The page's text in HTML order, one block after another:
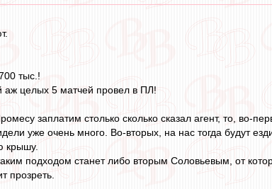
тыс.!
целых 5 матчей провел в ПЛ!
заплатим столько сколько сказал агент, то, во-
уже очень много. Во-вторых, на нас тогда будут
крышу.
подходом станет либо вторым Соловьевым, от
прозреть.